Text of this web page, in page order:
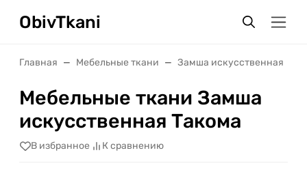
ObivTkani
Главная Мебельные ткани Замша искусственная
Мебельные ткани Замша
искусственная Такома
В избранное К сравнению